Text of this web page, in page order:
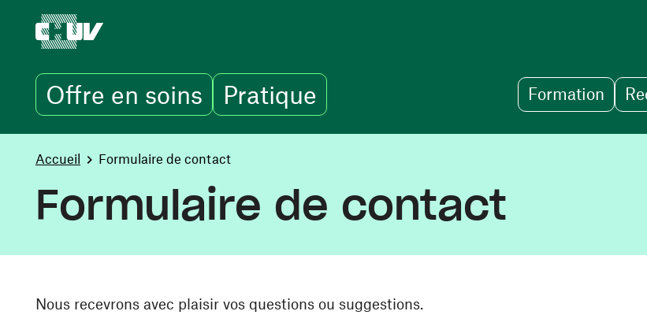
Offre en soins Pratique Formation
You are here:
Accueil Formulaire de contact
Formulaire de contact
Nous recevrons avec plaisir vos questions ou suggestions.